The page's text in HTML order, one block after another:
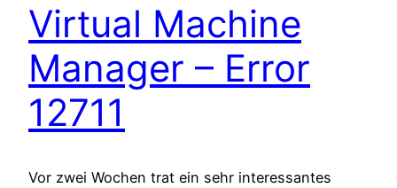
Virtual Machine
Manager – Error
12711
Vor zwei Wochen trat ein sehr interessantes